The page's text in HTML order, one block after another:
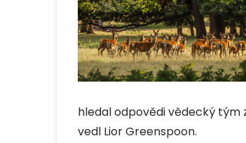
hledal odpovědi vědecký tým
vedl Lior Greenspoon.